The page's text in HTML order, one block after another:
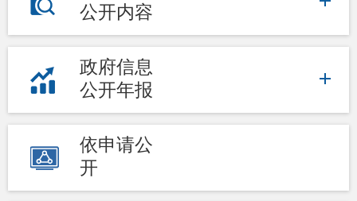
公开内容
政府信息
公开年报
依申请公
开